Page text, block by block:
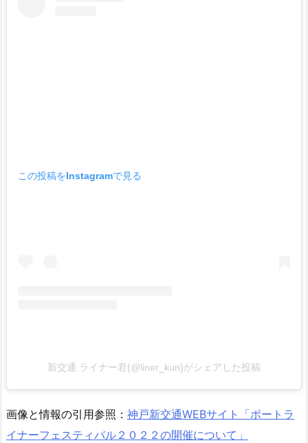
この投稿をInstagramで見る
新交通 ライナー君(@liner_kun)がシェアした投稿
画像と情報の引用参照： 神戸新交通WEBサイト「ポートラ
イナーフェスティバル２０２２の開催について」